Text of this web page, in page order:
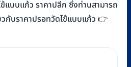
แบบแก้ว ราคาปลีก ซึ่งท่านสามารถ
กับราคาปรอทวัดไข้แบบแก้ว 👉